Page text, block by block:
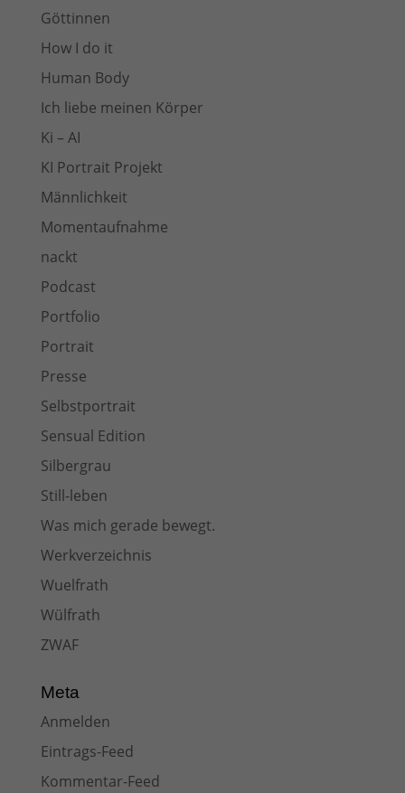
Göttinnen
How I do it
Human Body
Ich liebe meinen Körper
Ki – AI
KI Portrait Projekt
Männlichkeit
Momentaufnahme
nackt
Podcast
Portfolio
Portrait
Presse
Selbstportrait
Sensual Edition
Silbergrau
Still-leben
Was mich gerade bewegt.
Werkverzeichnis
Wuelfrath
Wülfrath
ZWAF
Meta
Anmelden
Eintrags-Feed
Kommentar-Feed